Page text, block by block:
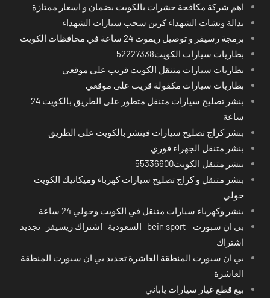
اهم شركة مكافحة حشرات بالكويت بضمان و اسعار ممتازة
بدالة ونشات الشهداء كرين سحب سيارات الشهداء
برمجة رسيفر و توصيل ريموت 24 ساعة في محافظات الكويت
بطاريات سيارات الكويت52227338
بطاريات سيارات متنقل الكويت قريب على موقعي
بطاريات سيارات مكفولة قريب على موقعي
بنشر تصليح سيارات متنقل متطور على الطريق بالكويت 24
ساعة
بنشر كراج تصليح سيارات فينشر بالكويت على الطريق
بنشر متنقل الجهراء فوري
بنشر متنقل الكويت55336600
بنشر متنقل و كراج تصليح سيارات كهرباء وميكانيك الكويت
حولي
بنشر وكهرباء سيارات متنقل في الكويت وحولي 24 ساعة
بي ان سبورت - bein sport -السعودية -اشتراك ريسيفر- تجديد
اشتراك
بي ان سبورت المنطقة العاشرة تجديد بي ان سبورت المنطقة
العاشرة
بيع قطع غيار سيارات ياباني